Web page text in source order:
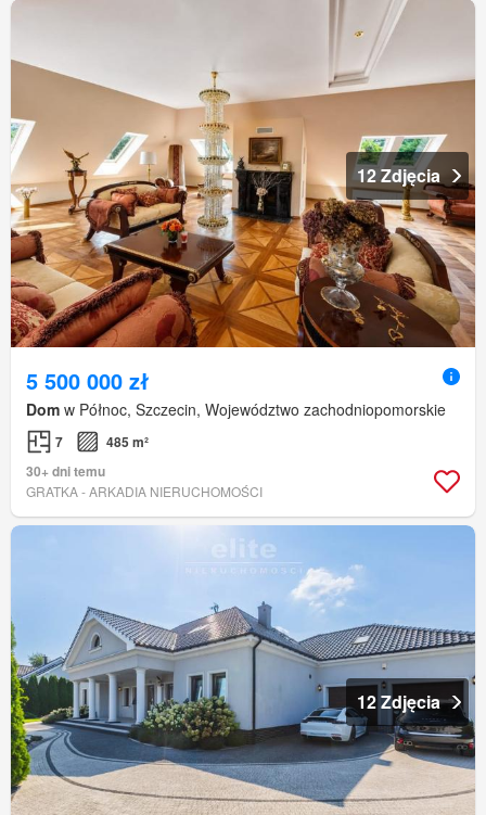
12 Zdjęcia
5 500 000 zł
Dom w Północ, Szczecin, Województwo zachodniopomorskie
7
485 m²
30+ dni temu
GRATKA - ARKADIA NIERUCHOMOŚCI
12 Zdjęcia